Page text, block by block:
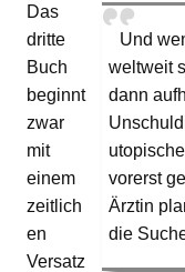
Und
weltweit
dann
vorerst
Ärztin
die
Das
dritte
Buch
beginnt
zwar
mit
einem
zeitlich
en
Versatz